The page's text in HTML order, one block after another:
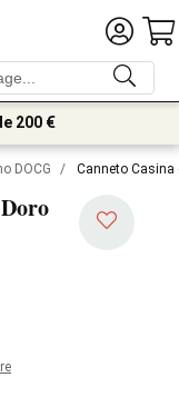
200 €
DOCG / Canneto Casina